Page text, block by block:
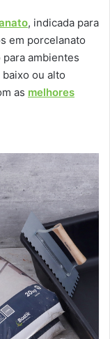
, indicada para
em porcelanato
ambientes
ou alto
as melhores